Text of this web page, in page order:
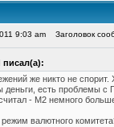
9:03 am Заголовок
писал(а):
же никто не
деньги, есть проблемы
- М2 немного
валютного